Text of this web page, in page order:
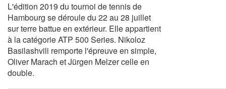
L'édition 2019 du tournoi de tennis de
Hambourg se déroule du 22 au 28 juillet
sur terre battue en extérieur. Elle appartient
à la catégorie ATP 500 Series. Nikoloz
Basilashvili remporte l'épreuve en simple,
Oliver Marach et Jürgen Melzer celle en
double.